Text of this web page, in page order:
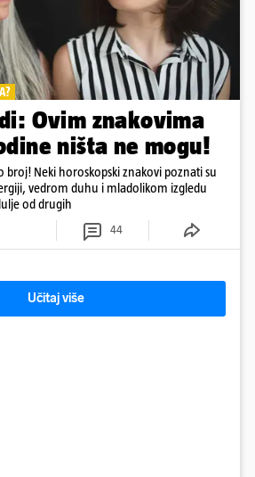
Ovim znakovima
ništa ne mogu!
broj! Neki horoskopski znakovi poznati su
vedrom duhu i mladolikom izgledu
od drugih
44
Učitaj više